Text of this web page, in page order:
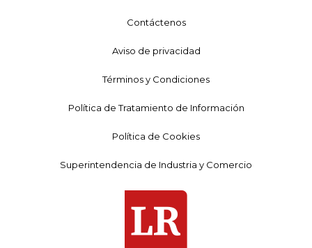
Contáctenos
Aviso de privacidad
Términos y Condiciones
Política de Tratamiento de Información
Política de Cookies
Superintendencia de Industria y Comercio